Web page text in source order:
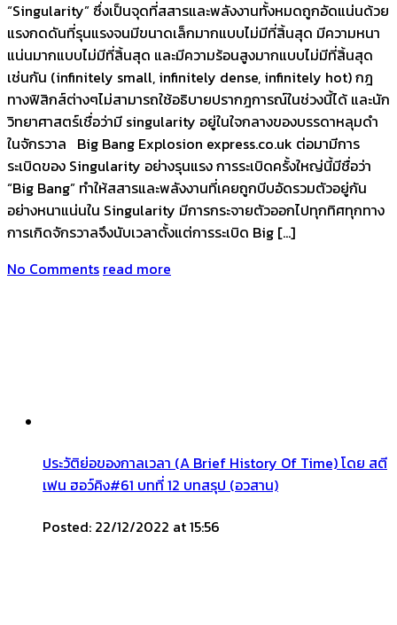
“Singularity” ซึ่งเป็นจุดที่สสารและพลังงานทั้งหมดถูกอัดแน่นด้วย
แรงกดดันที่รุนแรงจนมีขนาดเล็กมากแบบไม่มีที่สิ้นสุด มีความหนา
แน่นมากแบบไม่มีที่สิ้นสุด และมีความร้อนสูงมากแบบไม่มีที่สิ้นสุด
เช่นกัน (infinitely small, infinitely dense, infinitely hot) กฎ
ทางฟิสิกส์ต่างๆไม่สามารถใช้อธิบายปรากฎการณ์ในช่วงนี้ได้ และนัก
วิทยาศาสตร์เชื่อว่ามี singularity อยู่ในใจกลางของบรรดาหลุมดำ
ในจักรวาล Big Bang Explosion express.co.uk ต่อมามีการ
ระเบิดของ Singularity อย่างรุนแรง การระเบิดครั้งใหญ่นี้มีชื่อว่า
“Big Bang” ทำให้สสารและพลังงานที่เคยถูกบีบอัดรวมตัวอยู่กัน
อย่างหนาแน่นใน Singularity มีการกระจายตัวออกไปทุกทิศทุกทาง
การเกิดจักรวาลจึงนับเวลาตั้งแต่การระเบิด Big […]
No Comments read more
ประวัติย่อของกาลเวลา (A Brief History Of Time) โดย สตี
เฟน ฮอว์คิง#61 บทที่ 12 บทสรุป (อวสาน)
Posted: 22/12/2022 at 15:56